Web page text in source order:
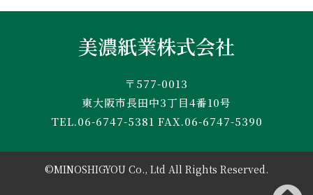
美濃紙業株式会社
〒577-0013
東大阪市長田中3丁目4番10号
TEL.06-6747-5381 FAX.06-6747-5390
©MINOSHIGYOU Co., Ltd All Rights Reserved.